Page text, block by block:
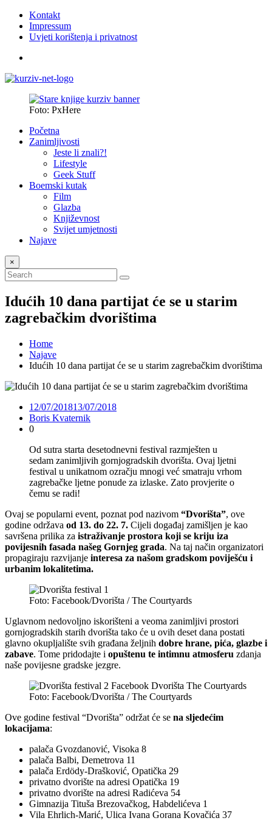
Kontakt
Impressum
Uvjeti korištenja i privatnost
Foto: PxHere
Početna
Zanimljivosti
Jeste li znali?!
Lifestyle
Geek Stuff
Boemski kutak
Film
Glazba
Književnost
Svijet umjetnosti
Najave
×
Idućih 10 dana partijat će se u starim
zagrebačkim dvorištima
Home
Najave
Idućih 10 dana partijat će se u starim zagrebačkim dvorištima
12/07/201813/07/2018
Boris Kvaternik
0
Od sutra starta desetodnevni festival razmješten u
sedam zanimljivih gornjogradskih dvorišta. Ovaj ljetni
festival u unikatnom ozračju mnogi već smatraju vrhom
zagrebačke ljetne ponude za izlaske. Zato provjerite o
čemu se radi!
Ovaj se popularni event, poznat pod nazivom “Dvorišta”, ove
godine održava od 13. do 22. 7. Cijeli događaj zamišljen je kao
savršena prilika za istraživanje prostora koji se kriju iza
povijesnih fasada našeg Gornjeg grada. Na taj način organizatori
propagiraju razvijanje interesa za našom gradskom poviješću i
urbanim lokalitetima.
Foto: Facebook/Dvorišta / The Courtyards
Uglavnom nedovoljno iskorišteni a veoma zanimljivi prostori
gornjogradskih starih dvorišta tako će u ovih deset dana postati
glavno okupljalište svih građana željnih dobre hrane, pića, glazbe i
zabave. Tome pridodajte i opuštenu te intimnu atmosferu zdanja
naše povijesne gradske jezgre.
Foto: Facebook/Dvorišta / The Courtyards
Ove godine festival “Dvorišta” održat će se na sljedećim
lokacijama:
palača Gvozdanović, Visoka 8
palača Balbi, Demetrova 11
palača Erdödy-Drašković, Opatička 29
privatno dvorište na adresi Opatička 19
privatno dvorište na adresi Radićeva 54
Gimnazija Tituša Brezovačkog, Habdelićeva 1
Vila Ehrlich-Marić, Ulica Ivana Gorana Kovačića 37